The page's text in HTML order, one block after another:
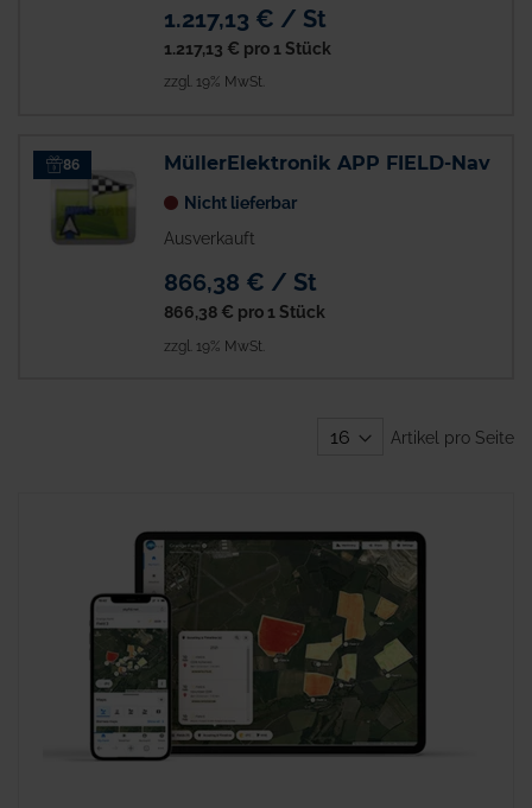
1.217,13 € / St
1.217,13 € pro 1 Stück
zzgl. 19% MwSt.
86 MüllerElektronik APP FIELD-Nav
Nicht lieferbar
Ausverkauft
866,38 € / St
866,38 € pro 1 Stück
zzgl. 19% MwSt.
Artikel pro Seite